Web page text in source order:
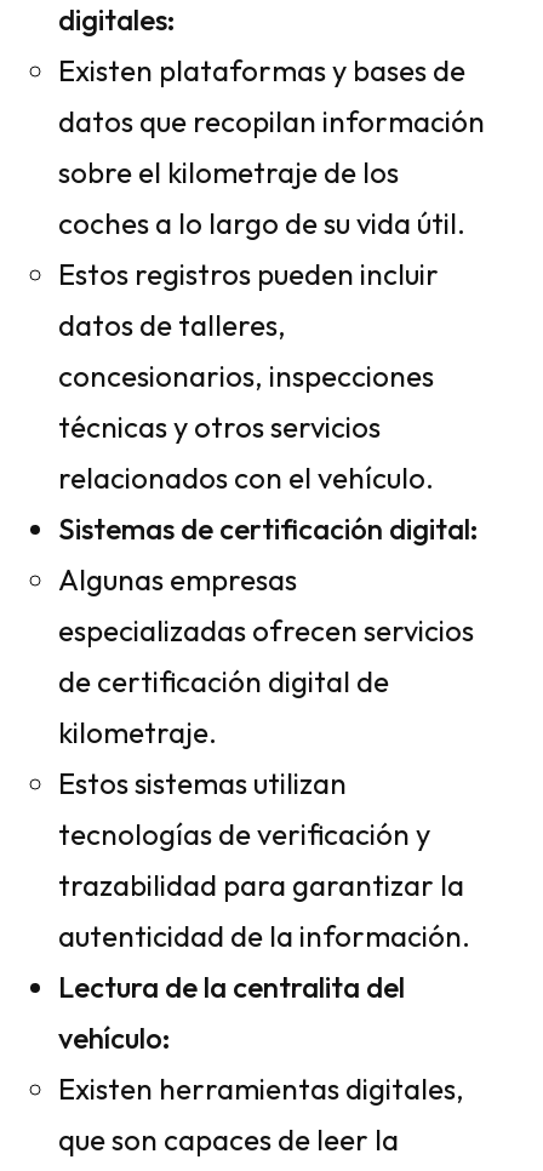
digitales:
Existen plataformas y bases de
datos que recopilan información
sobre el kilometraje de los
coches a lo largo de su vida útil.
Estos registros pueden incluir
datos de talleres,
concesionarios, inspecciones
técnicas y otros servicios
relacionados con el vehículo.
Sistemas de certificación digital:
Algunas empresas
especializadas ofrecen servicios
de certificación digital de
kilometraje.
Estos sistemas utilizan
tecnologías de verificación y
trazabilidad para garantizar la
autenticidad de la información.
Lectura de la centralita del
vehículo:
Existen herramientas digitales,
que son capaces de leer la